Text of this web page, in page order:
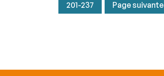
201-237 Page suivante